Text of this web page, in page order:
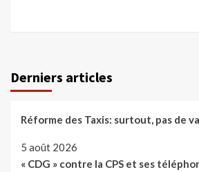
Derniers articles
Réforme des Taxis: surtout, pas de
5 août 2026
« CDG » contre la CPS et ses